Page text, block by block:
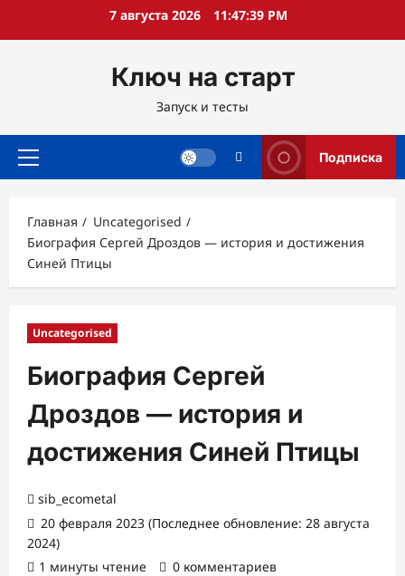
7 августа 2026 11:47:40 PM
Ключ на старт
Запуск и тесты
Основное
Подписка
Главная
Uncategorised
Биография Сергей Дроздов — история и достижения
Синей Птицы
Uncategorised
Биография Сергей
Дроздов — история и
достижения Синей Птицы
sib_ecometal
20 февраля 2023 (Последнее обновление: 28 августа
2024)
1 минуты чтение
0 комментариев